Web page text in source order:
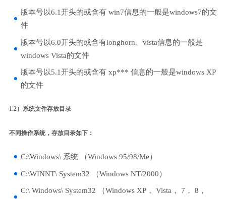
版本号以6.1开头的或含有 win7信息的一般是windows7的文
件
版本号以6.0开头的或含有longhorn、vista信息的一般是
windows Vista的文件
版本号以5.1开头的或含有 xp*** 信息的一般是windows XP
的文件
1.2）系统文件存放目录
不同操作系统，存放目录如下：
C:\Windows\ 系统 （Windows 95/98/Me）
C:\WINNT\ System32 （Windows NT/2000）
C:\ Windows\ System32 （Windows XP， Vista， 7， 8，